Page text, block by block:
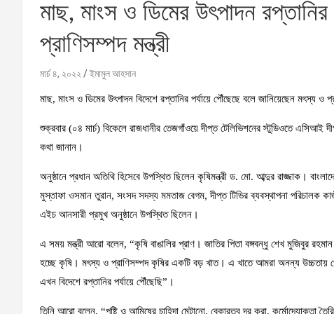
মাছ, মাংস ও ডিমের উৎপাদন
প্রাণিসম্পদ মন্ত্রী
মার্চ ৪, ২০২২ ইমামুল আহসান
মাছ, মাংস ও ডিমের উৎপাদন বিদেশে রপ্তানির পর্যায়ে পৌঁছেছে বলে জানিয়েছেন মৎস্য ও
শুক্রবার (০৪ মার্চ) বিকেলে রাজধানীর তেজগাঁওয়ে দীপ্ত টেলিভিশনের স্টুডিওতে এসিআই
কথা জানান।
অনুষ্ঠানে প্রধান অতিথি হিসেবে উপস্থিত ছিলেন কৃষিমন্ত্রী ড. মো. আব্দুর রাজ্জাক।
মুস্তাফা ওসমান তুরান, সংসদ সদস্য মমতাজ বেগম, দীপ্ত টিভির ব্যবস্থাপনা পরিচালক
এইচ আনসারী প্রমুখ অনুষ্ঠানে উপস্থিত ছিলেন।
এ সময় মন্ত্রী আরো বলেন, “কৃষি বাঙালির প্রাণ। জাতির পিতা বঙ্গবন্ধু শেখ মুজিবুর
হচ্ছে কৃষি। মৎস্য ও প্রাণিসম্পদ কৃষির একটি বড় খাত। এ খাতে আমরা অনন্য উচ্চতায়
এখন বিদেশে রপ্তানির পর্যায়ে পৌঁছেছি”।
তিনি আরো বলেন, “পুষ্টি ও আমিষের চাহিদা মেটানো, বেকারত্ব দূর করা, কর্মোদ্যোক্তা